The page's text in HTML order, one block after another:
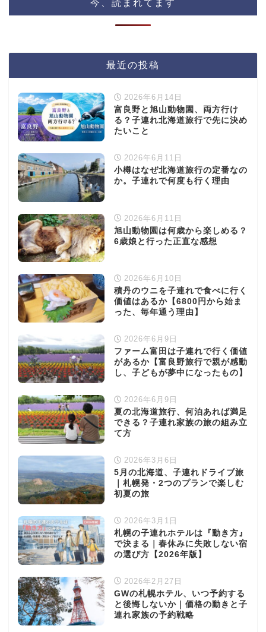
最近の投稿
2026年6月14日
富良野と旭山動物園、両方行け
る？子連れ北海道旅行で先に決め
たいこと
2026年6月11日
小樽はなぜ北海道旅行の定番なの
か。子連れで何度も行く理由
2026年6月11日
旭山動物園は何歳から楽しめる？
6歳娘と行った正直な感想
2026年6月10日
積丹のウニを子連れで食べに行く
価値はあるか【6800円から始ま
った、毎年通う理由】
2026年6月9日
ファーム富田は子連れで行く価値
があるか【富良野旅行で親が感動
し、子どもが夢中になったもの】
2026年6月9日
夏の北海道旅行、何泊あれば満足
できる？子連れ家族の旅の組み立
て方
2026年3月6日
5月の北海道、子連れドライブ旅
｜札幌発・2つのプランで楽しむ
初夏の旅
2026年3月1日
札幌の子連れホテルは『動き方』
で決まる｜春休みに失敗しない宿
の選び方【2026年版】
2026年2月27日
GWの札幌ホテル、いつ予約する
と後悔しないか｜価格の動きと子
連れ家族の予約戦略